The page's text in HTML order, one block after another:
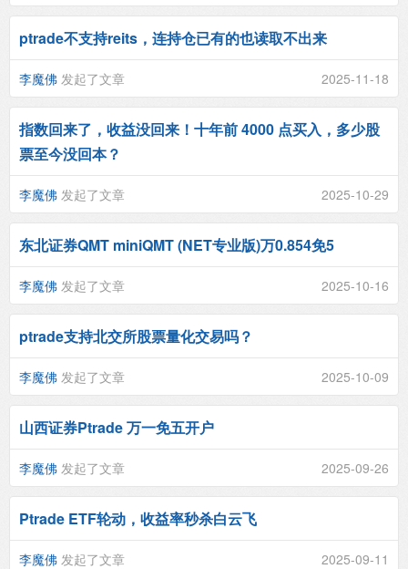
ptrade不支持reits，连持仓已有的也读取不出来
李魔佛 发起了文章 2025-11-18
指数回来了，收益没回来！十年前 4000 点买入，多少股
票至今没回本？
李魔佛 发起了文章 2025-10-29
东北证券QMT miniQMT (NET专业版)万0.854免5
李魔佛 发起了文章 2025-10-16
ptrade支持北交所股票量化交易吗？
李魔佛 发起了文章 2025-10-09
山西证券Ptrade 万一免五开户
李魔佛 发起了文章 2025-09-26
Ptrade ETF轮动，收益率秒杀白云飞
李魔佛 发起了文章 2025-09-11